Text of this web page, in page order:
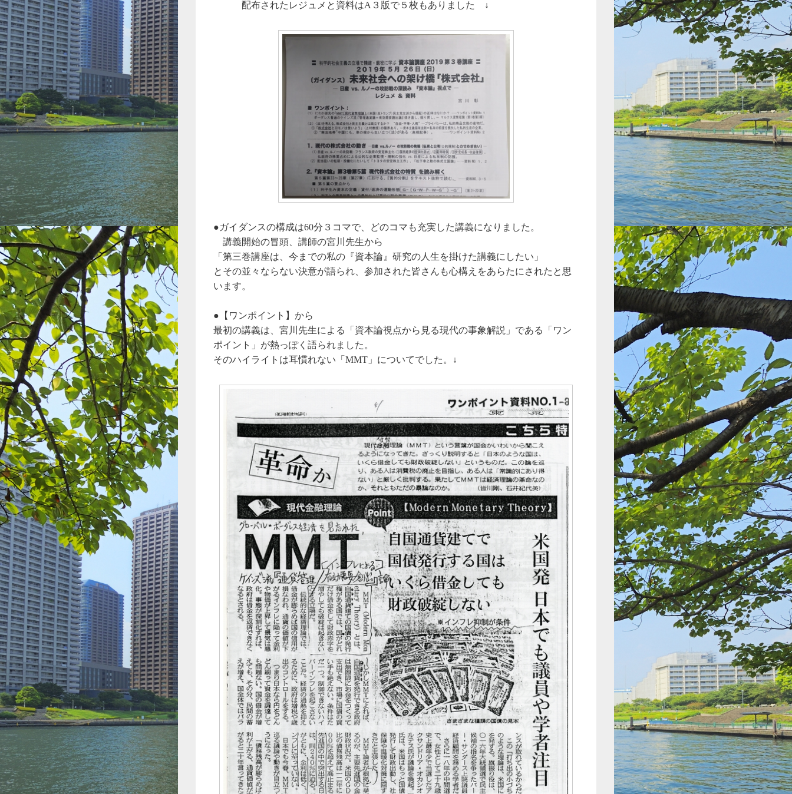
配布されたレジュメと資料はA３版で５枚もありました ↓
●ガイダンスの構成は60分３コマで、どのコマも充実した講義になりました。
講義開始の冒頭、講師の宮川先生から
「第三巻講座は、今までの私の『資本論』研究の人生を掛けた講義にしたい」
とその並々ならない決意が語られ、参加された皆さんも心構えをあらたにされたと思
います。
●【ワンポイント】から
最初の講義は、宮川先生による「資本論視点から見る現代の事象解説」である「ワン
ポイント」が熱っぽく語られました。
そのハイライトは耳慣れない「MMT」についてでした。↓